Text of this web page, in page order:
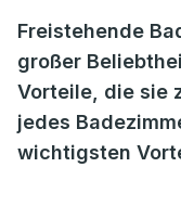
Freistehende
großer
Vorteile, die sie
jedes
wichtigsten